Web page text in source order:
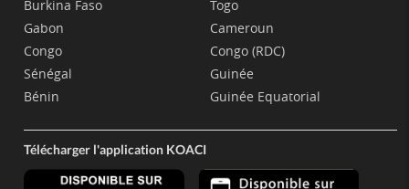
Burkina Faso
Gabon
Congo
Sénégal
Bénin
Togo
Cameroun
Congo (RDC)
Guinée
Guinée Equatorial
Télécharger l'application KOACI